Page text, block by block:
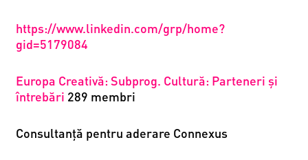
https://www.linkedin.com/grp/home?
gid=5179084
Europa Creativă: Subprog. Cultură: Parteneri și
întrebări 289 membri
Consultanță pentru aderare Connexus